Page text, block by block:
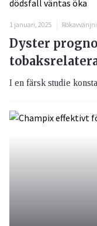
1 januari, 2025
Dyster
I en färsk studie